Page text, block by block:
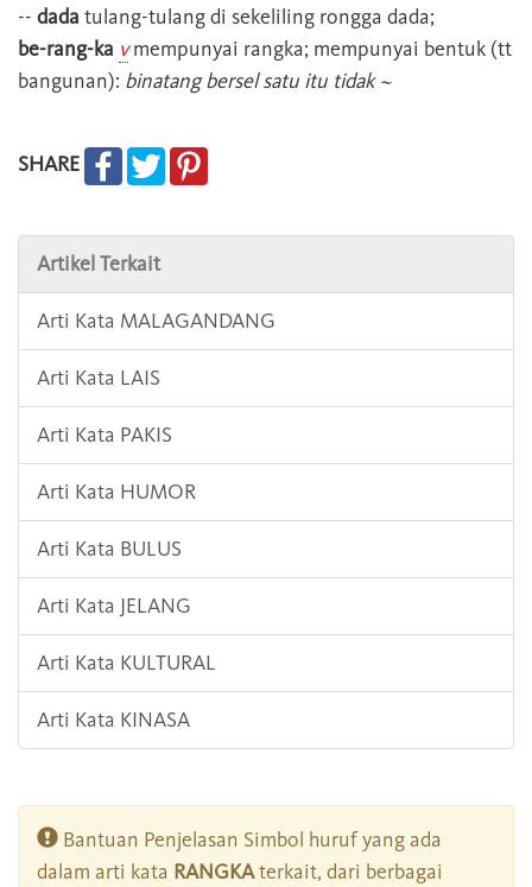
-- dada tulang-tulang di sekeliling rongga dada;
be-rang-ka vmempunyai rangka; mempunyai bentuk (tt
bangunan): binatang bersel satu itu tidak ~
SHARE
Artikel Terkait
Arti Kata MALAGANDANG
Arti Kata LAIS
Arti Kata PAKIS
Arti Kata HUMOR
Arti Kata BULUS
Arti Kata JELANG
Arti Kata KULTURAL
Arti Kata KINASA
Bantuan Penjelasan Simbol huruf yang ada
dalam arti kata RANGKAterkait, dari berbagai